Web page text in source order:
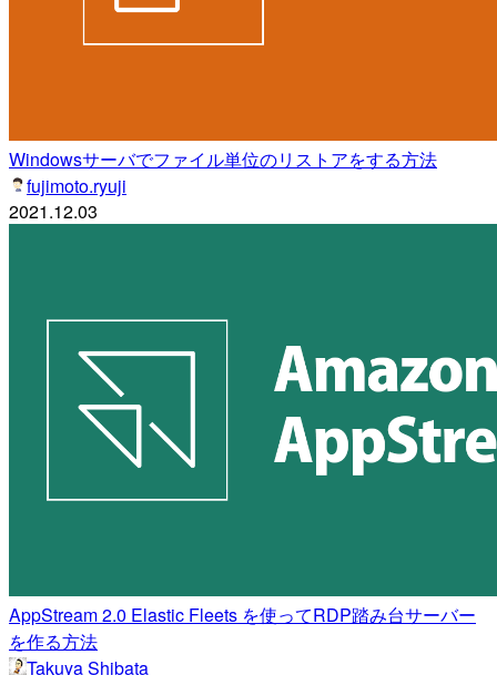
Windowsサーバでファイル単位のリストアをする方法
fujimoto.ryuji
2021.12.03
AppStream 2.0 Elastic Fleets を使ってRDP踏み台サーバー
を作る方法
Takuya Shibata